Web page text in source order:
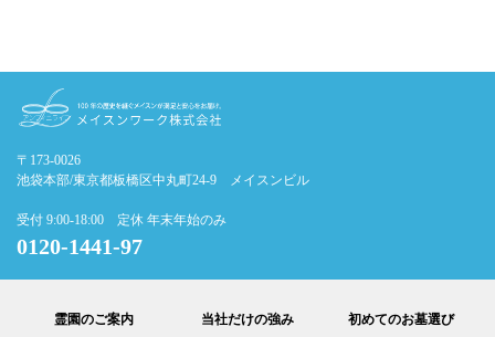
〒173-0026
池袋本部/東京都板橋区中丸町24-9 メイスンビル
受付 9:00-18:00 定休 年末年始のみ
0120-1441-97
霊園のご案内 当社だけの強み 初めてのお墓選び